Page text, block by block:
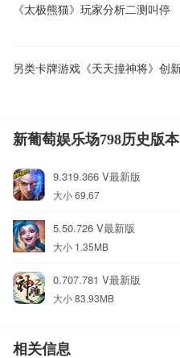
《太极熊猫》玩家分析二测叫停
新葡萄娱乐场798历史版本
9.319.366 V最新版
大小 69.67
5.50.726 V最新版
大小 1.35MB
0.707.781 V最新版
大小 83.93MB
相关信息